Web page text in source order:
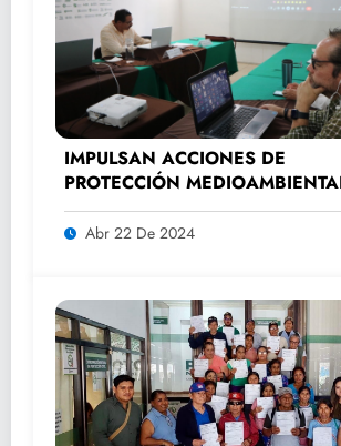
IMPULSAN ACCIONES DE
PROTECCIÓN
Abr 22 De 2024